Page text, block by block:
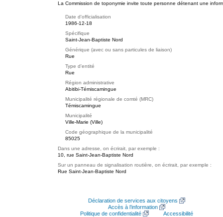
La Commission de toponymie invite toute personne détenant une
Date d'officialisation
1986-12-18
Spécifique
Saint-Jean-Baptiste Nord
Générique (avec ou sans particules de liaison)
Rue
Type d'entité
Rue
Région administrative
Abitibi-Témiscamingue
Municipalité régionale de comté (MRC)
Témiscamingue
Municipalité
Ville-Marie (Ville)
Code géographique de la municipalité
85025
Dans une adresse, on écrirait, par exemple :
10, rue Saint-Jean-Baptiste Nord
Sur un panneau de signalisation routière, on écrirait, par exemple :
Rue Saint-Jean-Baptiste Nord
Déclaration de services aux citoyens
Accès à l’information
Politique de confidentialité
Accessibilité